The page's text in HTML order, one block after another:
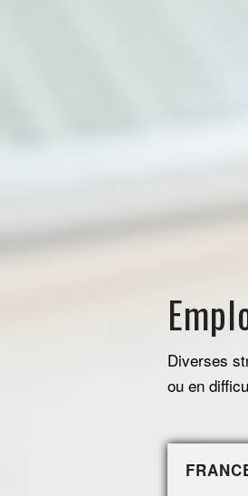
Diverses
ou en